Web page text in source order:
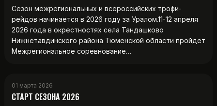
Сезон межрегиональных и всероссийских трофи-
рейдов начинается в 2026 году за Уралом.11-12 апреля
2026 года в окрестностях села Тандашково
Нижнетавдинского района Тюменской области пройдет
Межрегиональное соревнование…
01 марта 2026
СТАРТ СЕЗОНА 2026